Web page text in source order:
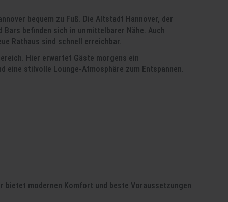
bequem zu Fuß. Die Altstadt Hannover, der
befinden sich in unmittelbarer Nähe. Auch
Rathaus sind schnell erreichbar.
Hier erwartet Gäste morgens ein
eine stilvolle Lounge-Atmosphäre zum Entspannen.
bietet modernen Komfort und beste Voraussetzungen